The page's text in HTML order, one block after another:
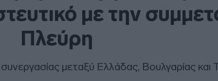
με την
Πλεύρη
μεταξύ Ελλάδας, Βουλγαρίας και